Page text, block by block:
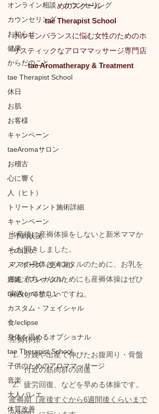
オンライン相談・カウンセリング
カウンセリング
お知らせ
健康
からだのこと
tae Therapist School
休日
お肌
お客様
キャンペーン
taeAromaサロン
お稽古
心に響く
人（ヒト）
トリートメント施術詳細
キャンペーン
ご予約状況
そのほか
メノポーズ（更年期）
妊娠（プレナタル）
taeAromaサロン
カスタム・フェイシャル
食/eclipse
身体を温めるオプショナル
tae Therapist School
子供のためのアロママッサージ
音楽
大人バレエ
体質改善
めのスクール
tae Therapist School
ホルモンバランスに悩む女性のためのホ
リスティックなアロママッサージ専門店
tae Aromatherapy & Treatment
出産後に産褥体操をしないと新米ママか
らお聞きしました。
ママの身体とメンタルのために、お乳を
飲む赤ちゃんのためにも産褥体操はぜひ
実践して欲しいですね。
産褥体操
分娩や出産で伸びたお腹周り・骨盤
付近の筋肉群の回復
疲労回復、などを早める体操です。
産褥期（産後すぐから6週間後くらいまで